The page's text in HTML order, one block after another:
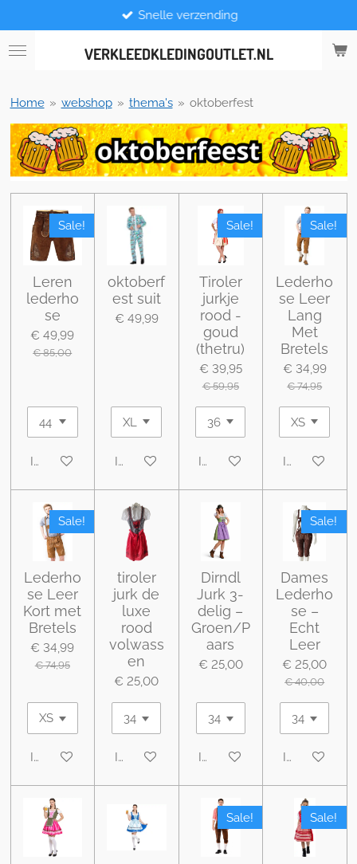
direct
naar
VERKLEEDKLEDINGOUTLET.NL
Snelle verzending
Home » webshop » thema's » oktoberfest
Sale!
Leren
lederho
se
€ 49,99
€ 85,00
In winkelwagen
oktoberf
est suit
€ 49,99
In winkelwagen
Sale!
Tiroler
jurkje
rood -
goud
(thetru)
€ 39,95
€ 59,95
In winkelwagen
Sale!
Lederho
se Leer
Lang
Met
Bretels
€ 34,99
€ 74,95
In
Sale!
Lederho
se Leer
Kort met
Bretels
€ 34,99
€ 74,95
In winkelwagen
tiroler
jurk de
luxe
rood
volwass
en
€ 25,00
In winkelwagen
Dirndl
Jurk 3-
delig –
Groen/P
aars
€ 25,00
In winkelwagen
Sale!
Dames
Lederho
se –
Echt
Leer
€ 25,00
€ 40,00
In
Sale! Sale!